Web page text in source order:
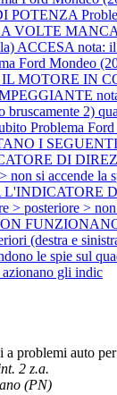
POTENZA
A VOLTE
ACCESA nota: il
Ford Mondeo
MOTORE IN
bruscamente 2)
Problema
I
DI
non si accende la
> posteriore > non
(destra e
le spie sul
gli indic
2 z.a.
(PN)